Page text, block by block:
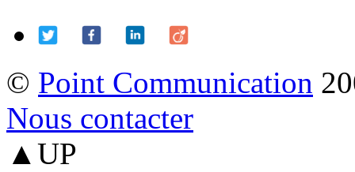
© Point Communication
Nous contacter
▲UP